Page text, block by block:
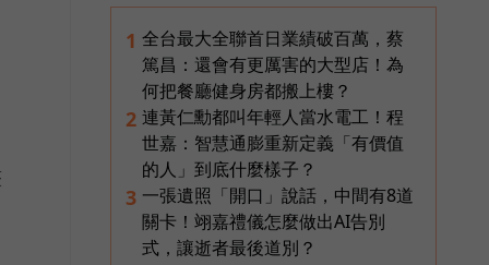
1 全台最大全聯首日業績破百萬，蔡
篤昌：還會有更厲害的大型店！為
何把餐廳健身房都搬上樓？
2 連黃仁勳都叫年輕人當水電工！程
世嘉：智慧通膨重新定義「有價值
的人」到底什麼樣子？
3 一張遺照「開口」說話，中間有8道
關卡！翊嘉禮儀怎麼做出AI告別
式，讓逝者最後道別？